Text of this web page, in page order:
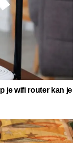
je wifi router kan je